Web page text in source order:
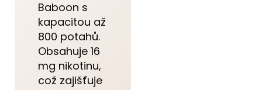
Baboon s
kapacitou až
800 potahů.
Obsahuje 16
mg nikotinu,
což zajišťuje